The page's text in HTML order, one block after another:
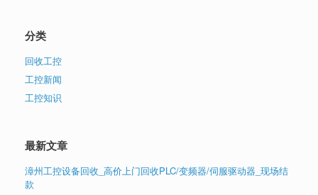
分类
回收工控
工控新闻
工控知识
最新文章
漳州工控设备回收_高价上门回收PLC/变频器/伺服驱动器_现场结
款